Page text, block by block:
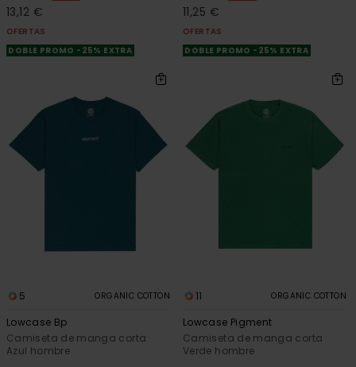
13,12 €
OFERTAS
DOBLE PROMO -25% EXTRA
11,25 €
OFERTAS
DOBLE PROMO -25% EXTRA
5 ORGANIC COTTON
Lowcase Bp
Camiseta de manga corta
Azul hombre
11 ORGANIC COTTON
Lowcase Pigment
Camiseta de manga corta
Verde hombre